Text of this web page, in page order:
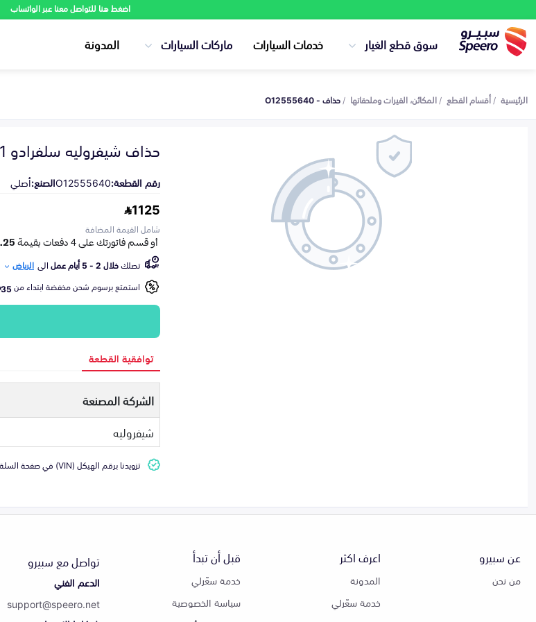
اضغط هنا للتواصل معنا عبر الواتساب
سوق قطع الغيار خدمات السيارات ماركات السيارات المدونة
الرئيسية أقسام القطع المكائن، القيرات وملحقاتها حذاف - O12555640
حذاف شيفروليه سلفرادو 2011
رقم القطعة:O12555640الصنع:أصلي
1125
شامل القيمة المضافة
تصلكخلال 2 - 5 أيام عمل الى الرياض
استمتع برسوم شحن مخفضة ابتداء من35
توافقية القطعة
الشركة المصنعة
شيفروليه
تزويدنا برقم الهيكل (VIN) في صفحة السلة يضمن التطابق التام للقطعة مع سيارتك
عن سبيرو
من نحن
اعرف اكثر
المدونة
خدمة سعّرلي
قبل أن تبدأ
خدمة سعّرلي
سياسة الخصوصية
تواصل مع سبيرو
الدعم الفني
support@speero.net